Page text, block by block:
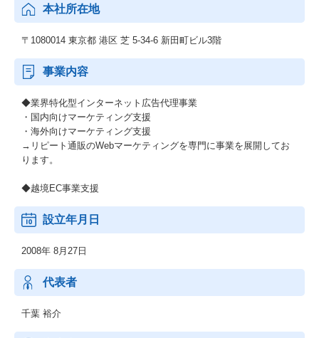
本社所在地
〒1080014 東京都 港区 芝 5-34-6 新田町ビル3階
事業内容
◆業界特化型インターネット広告代理事業
・国内向けマーケティング支援
・海外向けマーケティング支援
→リピート通販のWebマーケティングを専門に事業を展開してお
ります。
◆越境EC事業支援
設立年月日
2008年 8月27日
代表者
千葉 裕介